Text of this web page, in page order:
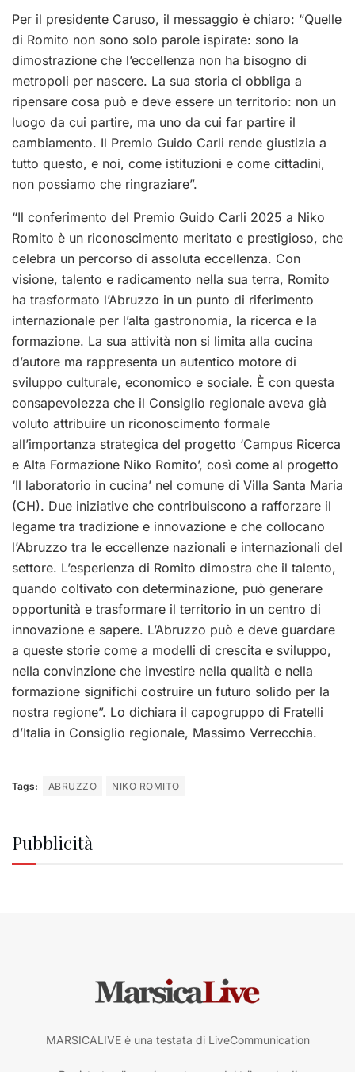
Per il presidente Caruso, il messaggio è chiaro: “Quelle
di Romito non sono solo parole ispirate: sono la
dimostrazione che l’eccellenza non ha bisogno di
metropoli per nascere. La sua storia ci obbliga a
ripensare cosa può e deve essere un territorio: non un
luogo da cui partire, ma uno da cui far partire il
cambiamento. Il Premio Guido Carli rende giustizia a
tutto questo, e noi, come istituzioni e come cittadini,
non possiamo che ringraziare”.
“Il conferimento del Premio Guido Carli 2025 a Niko
Romito è un riconoscimento meritato e prestigioso, che
celebra un percorso di assoluta eccellenza. Con
visione, talento e radicamento nella sua terra, Romito
ha trasformato l’Abruzzo in un punto di riferimento
internazionale per l’alta gastronomia, la ricerca e la
formazione. La sua attività non si limita alla cucina
d’autore ma rappresenta un autentico motore di
sviluppo culturale, economico e sociale. È con questa
consapevolezza che il Consiglio regionale aveva già
voluto attribuire un riconoscimento formale
all’importanza strategica del progetto ‘Campus Ricerca
e Alta Formazione Niko Romito’, così come al progetto
‘Il laboratorio in cucina’ nel comune di Villa Santa Maria
(CH). Due iniziative che contribuiscono a rafforzare il
legame tra tradizione e innovazione e che collocano
l’Abruzzo tra le eccellenze nazionali e internazionali del
settore. L’esperienza di Romito dimostra che il talento,
quando coltivato con determinazione, può generare
opportunità e trasformare il territorio in un centro di
innovazione e sapere. L’Abruzzo può e deve guardare
a queste storie come a modelli di crescita e sviluppo,
nella convinzione che investire nella qualità e nella
formazione significhi costruire un futuro solido per la
nostra regione”. Lo dichiara il capogruppo di Fratelli
d’Italia in Consiglio regionale, Massimo Verrecchia.
Tags: ABRUZZO NIKO ROMITO
Pubblicità
MARSICALIVE è una testata di LiveCommunication